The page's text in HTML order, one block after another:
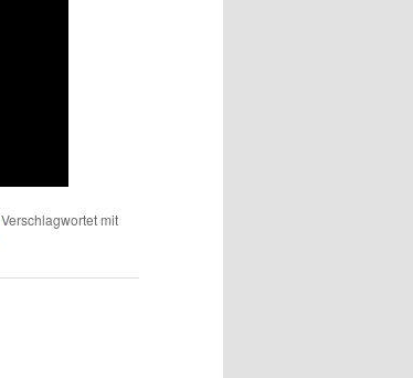
Verschlagwortet mit